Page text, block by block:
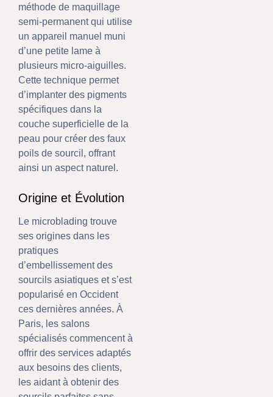
méthode de maquillage
semi-permanent qui utilise
un appareil manuel muni
d’une petite lame à
plusieurs micro-aiguilles.
Cette technique permet
d’implanter des pigments
spécifiques dans la
couche superficielle de la
peau pour créer des faux
poils de sourcil, offrant
ainsi un aspect naturel.
Origine et Évolution
Le microblading trouve
ses origines dans les
pratiques
d’embellissement des
sourcils asiatiques et s’est
popularisé en Occident
ces dernières années. À
Paris, les salons
spécialisés commencent à
offrir des services adaptés
aux besoins des clients,
les aidant à obtenir des